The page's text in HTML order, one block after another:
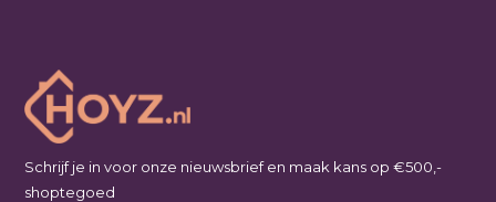
Schrijf je in voor onze nieuwsbrief en maak kans op €500,-
shoptegoed